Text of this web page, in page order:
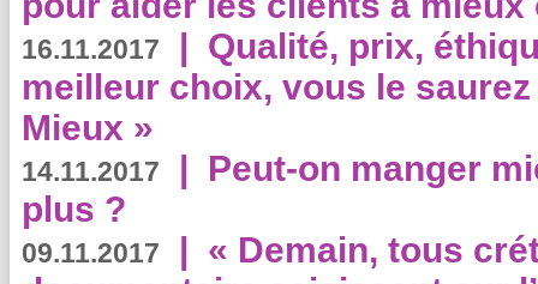
16.11.2017 | Qualité, prix,
meilleur choix, vous le
Mieux »
14.11.2017 | Peut-on manger
plus ?
09.11.2017 | « Demain, tous